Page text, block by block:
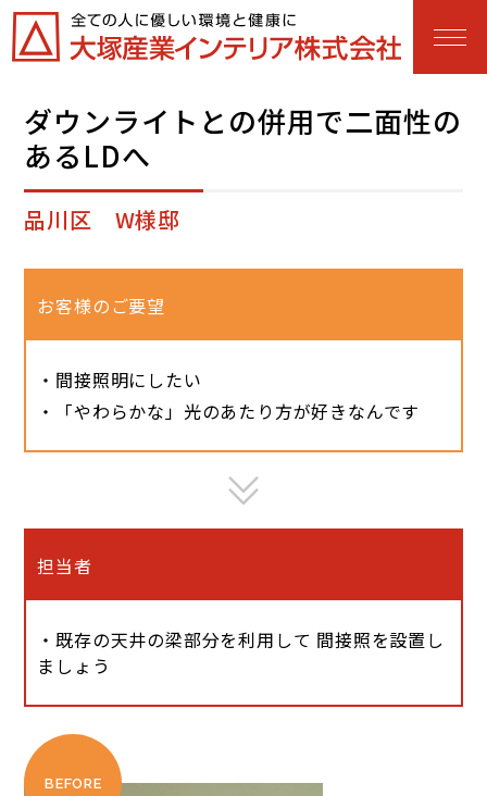
ダウンライトとの併用で二面性の
あるLDへ
品川区 W様邸
お客様のご要望
・間接照明にしたい
・「やわらかな」光のあたり方が好きなんです
担当者
・既存の天井の梁部分を利用して 間接照を設置し
ましょう
BEFORE